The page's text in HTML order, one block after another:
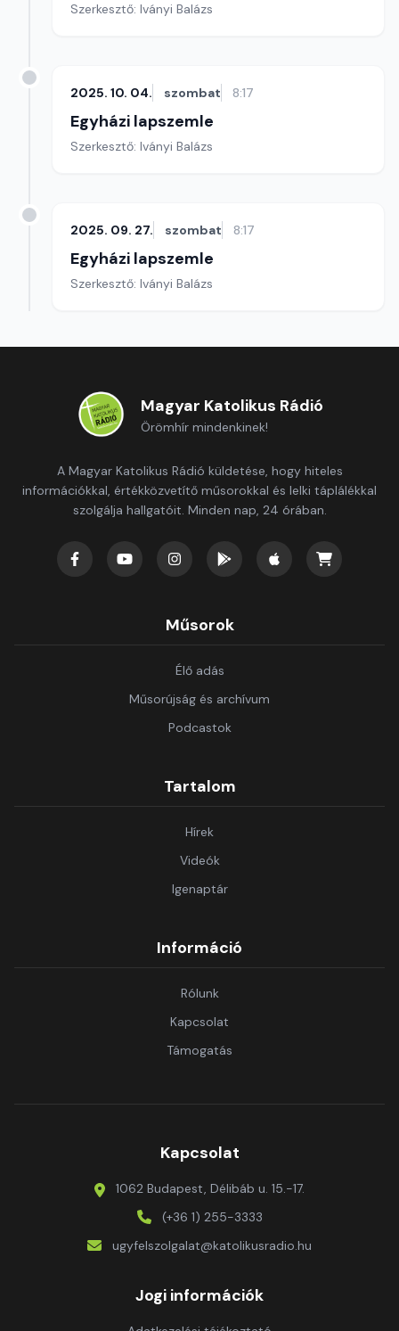
Szerkesztő: Iványi Balázs
2025. 10. 04. szombat 8:17
Egyházi lapszemle
Szerkesztő: Iványi Balázs
2025. 09. 27. szombat 8:17
Egyházi lapszemle
Szerkesztő: Iványi Balázs
Magyar Katolikus Rádió
Örömhír mindenkinek!
A Magyar Katolikus Rádió küldetése, hogy hiteles
információkkal, értékközvetítő műsorokkal és lelki táplálékkal
szolgálja hallgatóit. Minden nap, 24 órában.
Műsorok
Élő adás
Műsorújság és archívum
Podcastok
Tartalom
Hírek
Videók
Igenaptár
Információ
Rólunk
Kapcsolat
Támogatás
Kapcsolat
1062 Budapest, Délibáb u. 15.-17.
(+36 1) 255-3333
ugyfelszolgalat@katolikusradio.hu
Jogi információk